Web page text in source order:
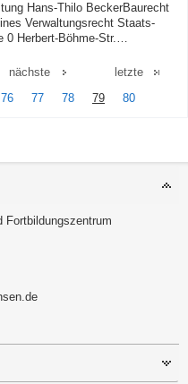
Hans-Thilo BeckerBaurecht
Verwaltungsrecht Staats-
0 Herbert-Böhme-Str.…
76 77 78 79 80
nächste letzte
Fortbildungszentrum